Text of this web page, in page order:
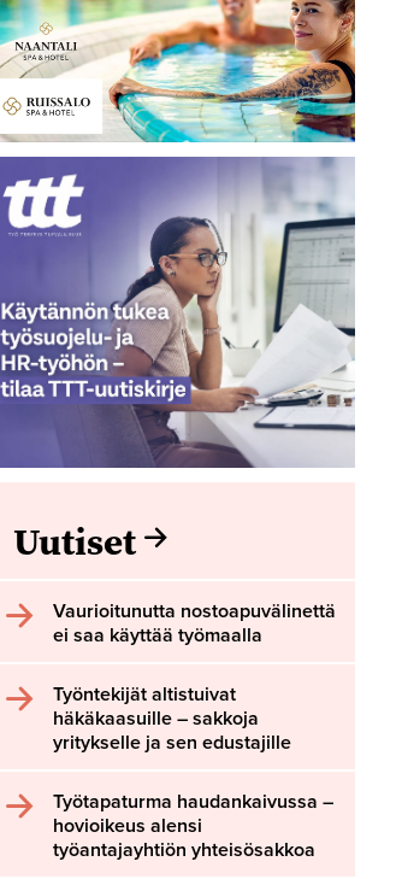
Uutiset
Vaurioitunutta nostoapuvälinettä
ei saa käyttää työmaalla
Työntekijät altistuivat
häkäkaasuille – sakkoja
yritykselle ja sen edustajille
Työtapaturma haudankaivussa –
hovioikeus alensi
työantajayhtiön yhteisösakkoa